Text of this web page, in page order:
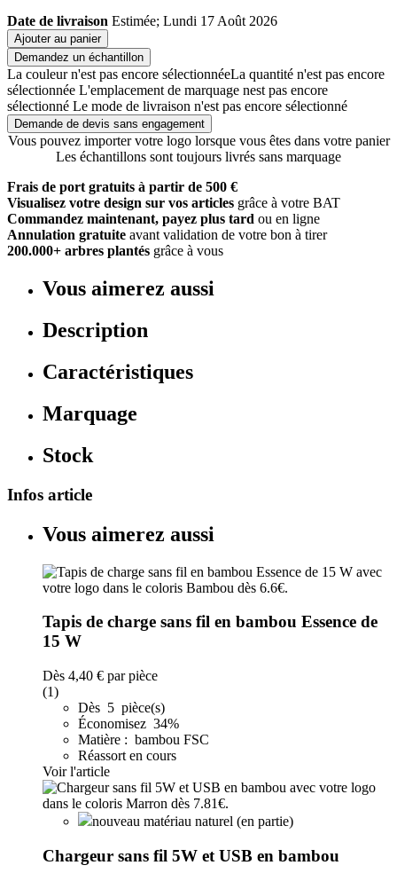
Date de livraison Estimée; Lundi 17 Août 2026
Ajouter au panier
Demandez un échantillon
La couleur n'est pas encore sélectionnéeLa quantité n'est pas encore
sélectionnée L'emplacement de marquage nest pas encore
sélectionné Le mode de livraison n'est pas encore sélectionné
Demande de devis sans engagement
Vous pouvez importer votre logo lorsque vous êtes dans votre panier
Les échantillons sont toujours livrés sans marquage
Frais de port gratuits à partir de 500 €
Visualisez votre design sur vos articles grâce à votre BAT
Commandez maintenant, payez plus tard ou en ligne
Annulation gratuite avant validation de votre bon à tirer
200.000+ arbres plantés grâce à vous
Vous aimerez aussi
Description
Caractéristiques
Marquage
Stock
Infos article
Vous aimerez aussi
Tapis de charge sans fil en bambou Essence de
15 W
Dès 4,40 € par pièce
(1)
Dès 5 pièce(s)
Économisez 34%
Matière : bambou FSC
Réassort en cours
Voir l'article
nouveau matériau naturel (en partie)
Chargeur sans fil 5W et USB en bambou